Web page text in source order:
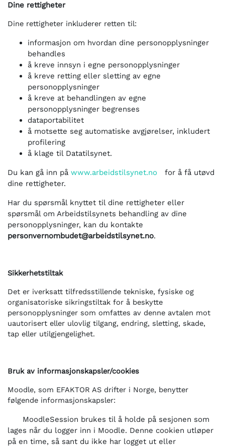
Dine rettigheter
Dine rettigheter inkluderer retten til:
informasjon om hvordan dine personopplysninger
behandles
å kreve innsyn i egne personopplysninger
å kreve retting eller sletting av egne
personopplysninger
å kreve at behandlingen av egne
personopplysninger begrenses
dataportabilitet
å motsette seg automatiske avgjørelser, inkludert
profilering
å klage til Datatilsynet.
Du kan gå inn på www.arbeidstilsynet.no for å få utøvd
dine rettigheter.
Har du spørsmål knyttet til dine rettigheter eller
spørsmål om Arbeidstilsynets behandling av dine
personopplysninger, kan du kontakte
personvernombudet@arbeidstilsynet.no.
Sikkerhetstiltak
Det er iverksatt tilfredsstillende tekniske, fysiske og
organisatoriske sikringstiltak for å beskytte
personopplysninger som omfattes av denne avtalen mot
uautorisert eller ulovlig tilgang, endring, sletting, skade,
tap eller utilgjengelighet.
Bruk av informasjonskapsler/cookies
Moodle, som EFAKTOR AS drifter i Norge, benytter
følgende informasjonskapsler:
MoodleSession brukes til å holde på sesjonen som
lages når du logger inn i Moodle. Denne cookien utløper
på en time, så sant du ikke har logget ut eller